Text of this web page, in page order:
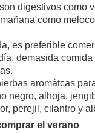
digestivos como
como
es preferible
demasida
aromátcas
negro, alhoja,
perejil, cilantro y
el verano